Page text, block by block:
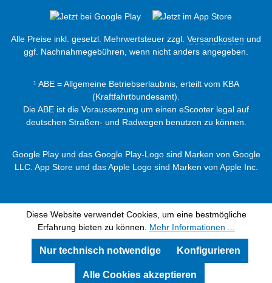
Alle Preise inkl. gesetzl. Mehrwertsteuer zzgl. Versandkosten und
ggf. Nachnahmegebühren, wenn nicht anders angegeben.
¹ ABE = Allgemeine Betriebserlaubnis, erteilt vom KBA
(Kraftfahrtbundesamt).
Die ABE ist die Voraussetzung um einen eScooter legal auf
deutschen Straßen- und Radwegen benutzen zu können.
Google Play und das Google Play-Logo sind Marken von Google
LLC. App Store und das Apple Logo sind Marken von Apple Inc.
Diese Website verwendet Cookies, um eine bestmögliche
Erfahrung bieten zu können. Mehr Informationen ...
Nur technisch notwendige Konfigurieren
Alle Cookies akzeptieren